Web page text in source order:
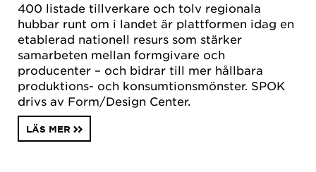
400 listade tillverkare och tolv regionala
hubbar runt om i landet är plattformen idag en
etablerad nationell resurs som stärker
samarbeten mellan formgivare och
producenter – och bidrar till mer hållbara
produktions- och konsumtionsmönster. SPOK
drivs av Form/Design Center.
LÄS MER